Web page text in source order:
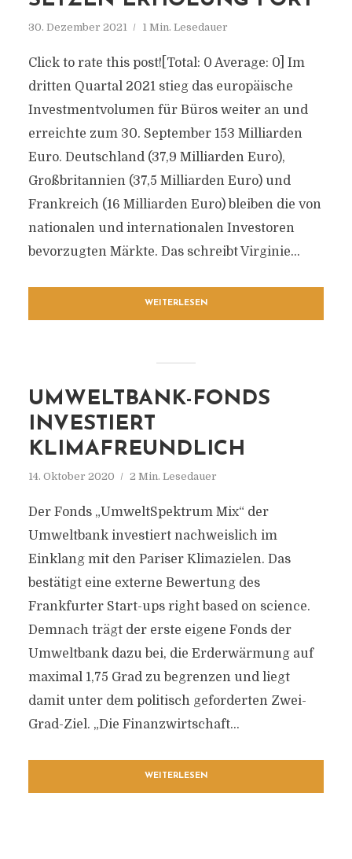
30. Dezember 2021 1 Min. Lesedauer
Click to rate this post![Total: 0 Average: 0] Im
dritten Quartal 2021 stieg das europäische
Investmentvolumen für Büros weiter an und
erreichte zum 30. September 153 Milliarden
Euro. Deutschland (37,9 Milliarden Euro),
Großbritannien (37,5 Milliarden Euro) und
Frankreich (16 Milliarden Euro) bleiben die von
nationalen und internationalen Investoren
bevorzugten Märkte. Das schreibt Virginie...
WEITERLESEN
UMWELTBANK-FONDS
INVESTIERT
KLIMAFREUNDLICH
14. Oktober 2020 2 Min. Lesedauer
Der Fonds „UmweltSpektrum Mix“ der
Umweltbank investiert nachweislich im
Einklang mit den Pariser Klimazielen. Das
bestätigt eine externe Bewertung des
Frankfurter Start-ups right based on science.
Demnach trägt der erste eigene Fonds der
Umweltbank dazu bei, die Erderwärmung auf
maximal 1,75 Grad zu begrenzen und liegt
damit unter dem politisch geforderten Zwei-
Grad-Ziel. „Die Finanzwirtschaft...
WEITERLESEN